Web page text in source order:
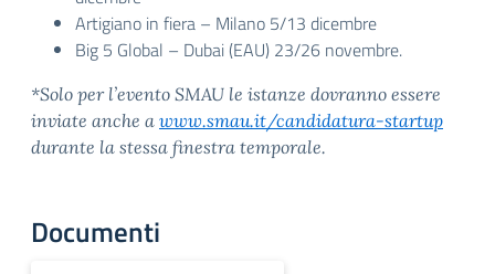
Artigiano in fiera – Milano 5/13 dicembre
Big 5 Global – Dubai (EAU) 23/26 novembre.
*Solo per l’evento SMAU le istanze dovranno essere
inviate anche a www.smau.it/candidatura-startup
durante la stessa finestra temporale.
Documenti